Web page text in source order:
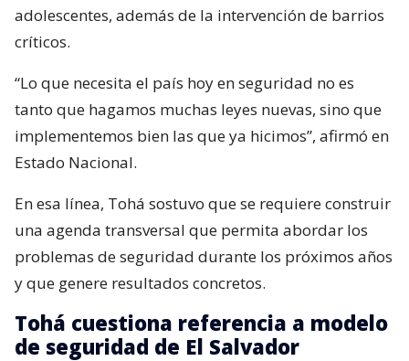
adolescentes, además de la intervención de barrios
críticos.
“Lo que necesita el país hoy en seguridad no es
tanto que hagamos muchas leyes nuevas, sino que
implementemos bien las que ya hicimos”, afirmó en
Estado Nacional.
En esa línea, Tohá sostuvo que se requiere construir
una agenda transversal que permita abordar los
problemas de seguridad durante los próximos años
y que genere resultados concretos.
Tohá cuestiona referencia a modelo
de seguridad de El Salvador